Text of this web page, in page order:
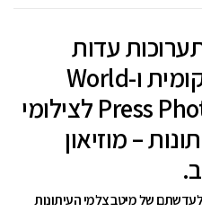
עדות
מקומית ו-World
Press Photo לצילומי
– מוזיאון
של מיטב צלמי העיתונות